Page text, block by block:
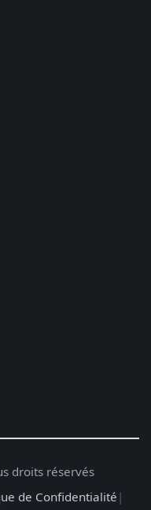
droits réservés
de Confidentialité|